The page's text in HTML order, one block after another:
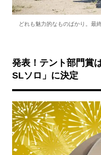
どれも魅力的なものばかり。最
発表！テント部門賞
SLソロ」に決定